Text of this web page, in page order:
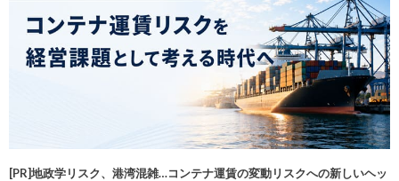
[PR]地政学リスク、港湾混雑…コンテナ運賃の変動リスクへの新しいヘッ